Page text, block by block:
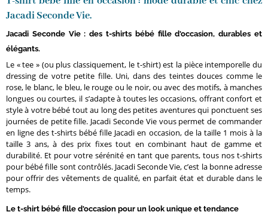
Jacadi Seconde Vie.
Jacadi Seconde Vie : des t-shirts bébé fille d'occasion, durables et
élégants.
Le « tee » (ou plus classiquement, le t-shirt) est la pièce intemporelle du
dressing de votre petite fille. Uni, dans des teintes douces comme le
rose, le blanc, le bleu, le rouge ou le noir, ou avec des motifs, à manches
longues ou courtes, il s’adapte à toutes les occasions, offrant confort et
style à votre bébé tout au long des petites aventures qui ponctuent ses
journées de petite fille. Jacadi Seconde Vie vous permet de commander
en ligne des t-shirts bébé fille Jacadi en occasion, de la taille 1 mois à la
taille 3 ans, à des prix fixes tout en combinant haut de gamme et
durabilité. Et pour votre sérénité en tant que parents, tous nos t-shirts
pour bébé fille sont contrôlés. Jacadi Seconde Vie, c’est la bonne adresse
pour offrir des vêtements de qualité, en parfait état et durable dans le
temps.
Le t-shirt bébé fille d'occasion pour un look unique et tendance